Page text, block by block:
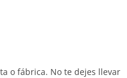
o fábrica. No te dejes llevar